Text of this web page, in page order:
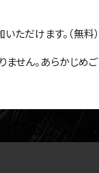
ただけます。（無料）
せん。あらかじめご